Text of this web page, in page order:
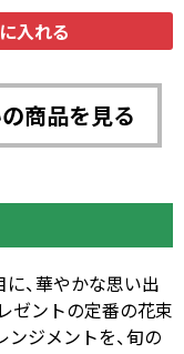
入れる
商品を見る
、華やかな思い出
ゼントの定番の花束
ジメントを、旬の